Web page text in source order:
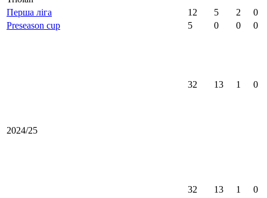
Перша ліга 12 5 2
0
Preseason cup
5 0 0 0
2024/25
32 13 1 0
32 13 1 0